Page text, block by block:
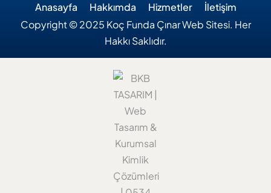
Anasayfa Hakkımda Hizmetler
İletişim
Copyright © 2025 Koç Funda Çınar Web Sitesi. Her
Hakkı Saklıdır.